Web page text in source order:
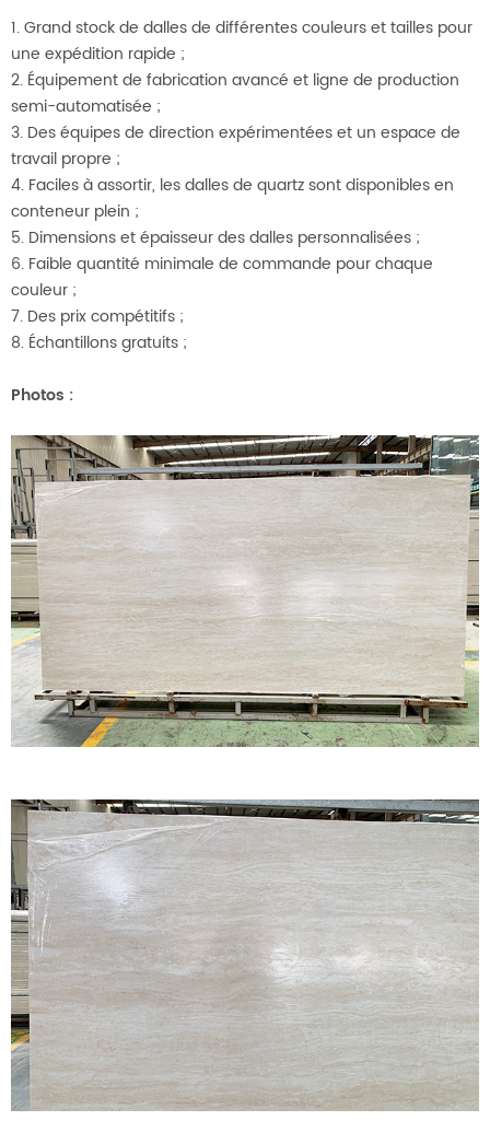
1. Grand stock de dalles de différentes couleurs et tailles pour
une expédition rapide ;
2. Équipement de fabrication avancé et ligne de production
semi-automatisée ;
3. Des équipes de direction expérimentées et un espace de
travail propre ;
4. Faciles à assortir, les dalles de quartz sont disponibles en
conteneur plein ;
5. Dimensions et épaisseur des dalles personnalisées ;
6. Faible quantité minimale de commande pour chaque
couleur ;
7. Des prix compétitifs ;
8. Échantillons gratuits ;
Photos :